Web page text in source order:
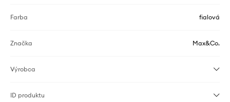
Farba fialová
Značka Max&Co.
Výrobca
ID produktu